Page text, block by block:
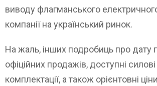
виводу флагманського
компанії на український ринок.
На жаль, інших подробиць про дату
офіційних продажів, доступні силові
комплектації, а також орієнтовні